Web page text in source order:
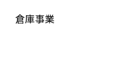
倉庫事業